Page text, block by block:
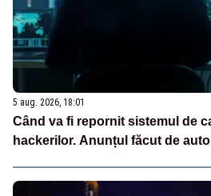
5 aug. 2026, 18:01
Când va fi repornit sistemul de
hackerilor. Anunțul făcut de